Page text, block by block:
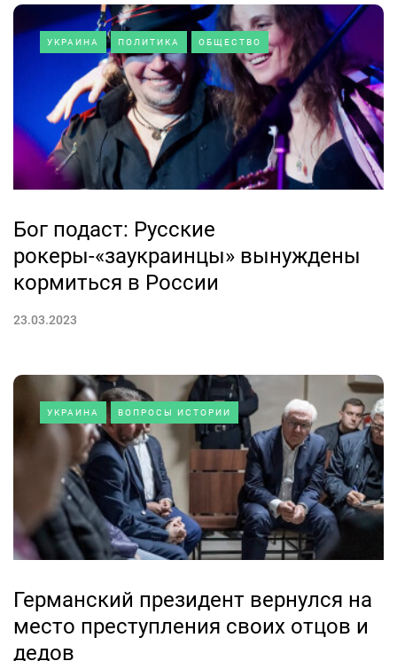
УКРАИНА ПОЛИТИКА ОБЩЕСТВО
Бог подаст: Русские
рокеры-«заукраинцы» вынуждены
кормиться в России
23.03.2023
УКРАИНА ВОПРОСЫ ИСТОРИИ
Германский президент вернулся на
место преступления своих отцов и
дедов